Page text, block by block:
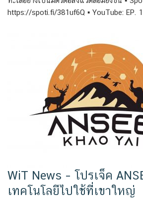
https://spoti.fi/381uf6Q ▪️ YouTube: EP. 1
WiT News – โปรเจ็ค
เทคโนโลยีไปใช้ที่เขาใหญ่